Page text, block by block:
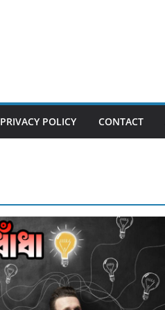
PRIVACY POLICY CONTACT